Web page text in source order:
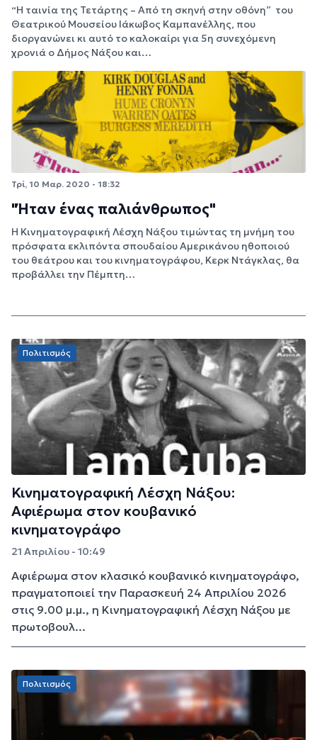
“Η ταινία της Τετάρτης – Από τη σκηνή στην οθόνη” του
Θεατρικού Μουσείου Ιάκωβος Καμπανέλλης, που
διοργανώνει κι αυτό το καλοκαίρι για 5η συνεχόμενη
χρονιά ο Δήμος Νάξου και…
Τρί, 10 Μαρ. 2020 - 18:32
"Ήταν ένας παλιάνθρωπος"
Η Κινηματογραφική Λέσχη Νάξου τιμώντας τη μνήμη του
πρόσφατα εκλιπόντα σπουδαίου Αμερικάνου ηθοποιού
του θεάτρου και του κινηματογράφου, Κερκ Ντάγκλας, θα
προβάλλει την Πέμπτη…
Πολιτισμός
Κινηματογραφική Λέσχη Νάξου:
Αφιέρωμα στον κουβανικό
κινηματογράφο
21 Απριλίου - 10:49
Αφιέρωμα στον κλασικό κουβανικό κινηματογράφο,
πραγματοποιεί την Παρασκευή 24 Απριλίου 2026
στις 9.00 μ.μ., η Κινηματογραφική Λέσχη Νάξου με
πρωτοβουλ...
Πολιτισμός